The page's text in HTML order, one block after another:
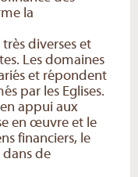
la
diverses et
Les domaines
et répondent
par les Eglises.
appui aux
en œuvre et le
financiers, le
de